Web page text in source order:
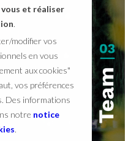
et réaliser
.
modifier vos
en vous
aux cookies"
vos préférences
Des informations
notre notice
.